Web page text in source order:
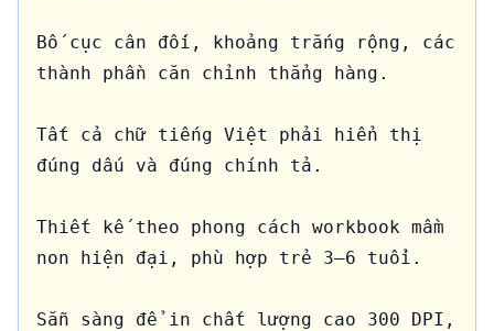
Bố cục cân đối, khoảng trắng rộng, các
thành phần căn chỉnh thẳng hàng.
Tất cả chữ tiếng Việt phải hiển thị
đúng dấu và đúng chính tả.
Thiết kế theo phong cách workbook mầm
non hiện đại, phù hợp trẻ 3–6 tuổi.
Sẵn sàng để in chất lượng cao 300 DPI,